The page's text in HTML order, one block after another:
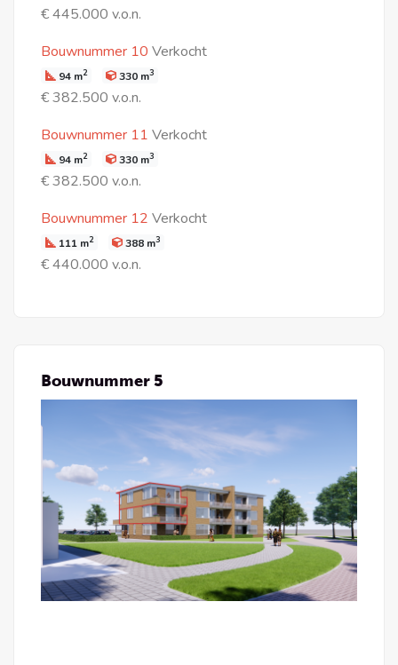
€ 445.000 v.o.n.
Bouwnummer 10 Verkocht
94 m2 330 m3
€ 382.500 v.o.n.
Bouwnummer 11 Verkocht
94 m2 330 m3
€ 382.500 v.o.n.
Bouwnummer 12 Verkocht
111 m2 388 m3
€ 440.000 v.o.n.
Bouwnummer 5